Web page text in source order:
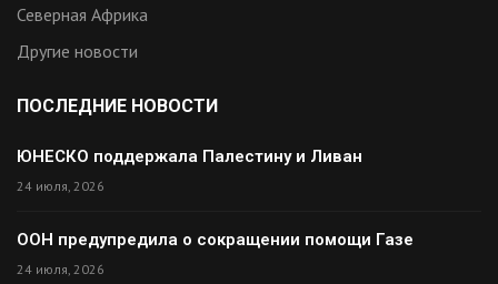
Северная Африка
Другие новости
ПОСЛЕДНИЕ НОВОСТИ
ЮНЕСКО поддержала Палестину и Ливан
24 июля, 2026
ООН предупредила о сокращении помощи Газе
24 июля, 2026